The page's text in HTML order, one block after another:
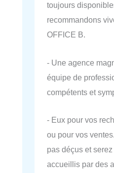
toujours
recommandons
OFFICE B.
- Une agence
équipe de
compétents et
- Eux pour vos
ou pour vos
pas déçus et
accueillis par des